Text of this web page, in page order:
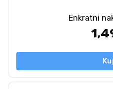
Enkratni